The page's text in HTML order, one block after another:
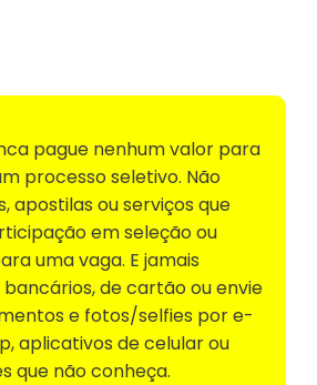
pague nenhum valor para
processo seletivo. Não
apostilas ou serviços que
em seleção ou
uma vaga. E jamais
de cartão ou envie
e fotos/selfies por e-
aplicativos de celular ou
que não conheça.